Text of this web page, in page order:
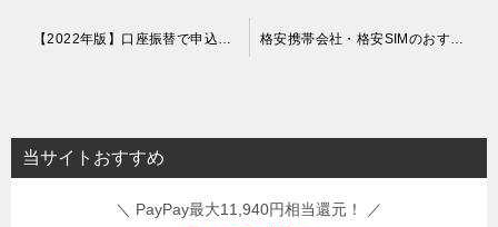
ビ
ゲ
【2022年版】口座振替で申込・契約が可能な格安SIMまとめ 格安携帯会社・格安SIMのおすすめランキング
当サイトおすすめ
＼ PayPay最大11,940円相当還元！ ／